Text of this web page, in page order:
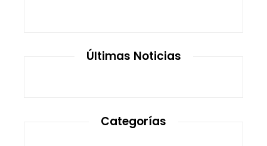
Últimas Noticias
Categorías